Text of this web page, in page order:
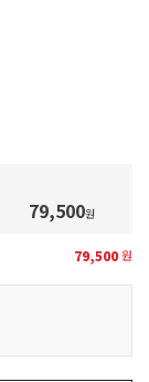
79,500원
79,500원